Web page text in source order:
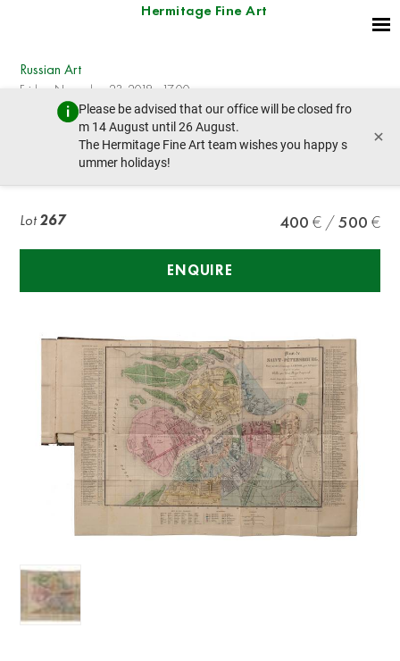
Hermitage Fine Art
Please be advised that our office will be closed fro
m 14 August until 26 August.
The Hermitage Fine Art team wishes you happy s
ummer holidays!
×
Russian Art
Friday, November 23, 2018 - 17:00
prev lot next lot
Ferrier A. La Russie
Lot267 400 500
ENQUIRE